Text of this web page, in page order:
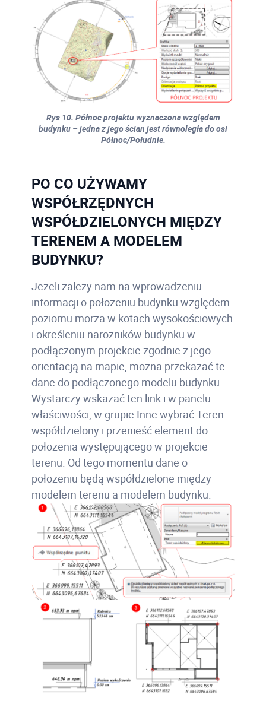
Rys 10. Północ projektu wyznaczona względem
budynku – jedna z jego ścian jest równoległa do osi
Północ/Południe.
PO CO UŻYWAMY
WSPÓŁRZĘDNYCH
WSPÓŁDZIELONYCH MIĘDZY
TERENEM A MODELEM
BUDYNKU?
Jeżeli zależy nam na wprowadzeniu
informacji o położeniu budynku względem
poziomu morza w kotach wysokościowych
i określeniu narożników budynku w
podłączonym projekcie zgodnie z jego
orientacją na mapie, można przekazać te
dane do podłączonego modelu budynku.
Wystarczy wskazać ten link i w panelu
właściwości, w grupie Inne wybrać Teren
współdzielony i przenieść element do
położenia występującego w projekcie
terenu. Od tego momentu dane o
położeniu będą współdzielone między
modelem terenu a modelem budynku.